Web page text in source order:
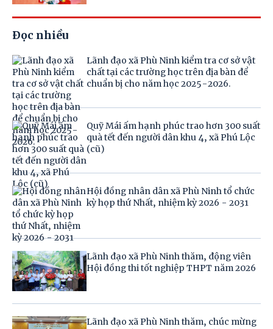
Đọc nhiều
Lãnh đạo xã Phù Ninh kiểm tra cơ sở vật
chất tại các trường học trên địa bàn để
chuẩn bị cho năm học 2025-2026.
Quỹ Mái ấm hạnh phúc trao hơn 300 suất
quà tết đến người dân khu 4, xã Phú Lộc
(cũ)
Hội đồng nhân dân xã Phù Ninh tổ chức
kỳ họp thứ Nhất, nhiệm kỳ 2026 - 2031
Lãnh đạo xã Phù Ninh thăm, động viên
Hội đồng thi tốt nghiệp THPT năm 2026
Lãnh đạo xã Phù Ninh thăm, chúc mừng